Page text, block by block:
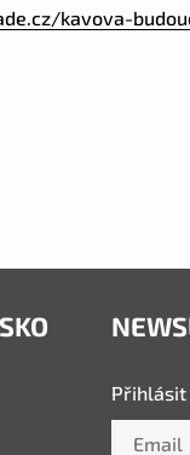
kavova-
Přihlásit